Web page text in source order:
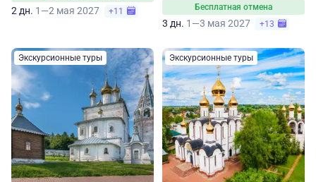
2 дн. 1—2 мая 2027 +11 Бесплатная отмена
3 дн. 1—3 мая 2027 +13
Экскурсионные туры Экскурсионные туры